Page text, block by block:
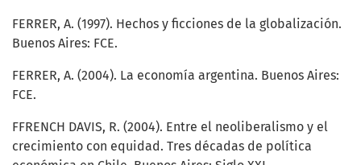
FERRER, A. (1997). Hechos y ficciones de la globalización.
Buenos Aires: FCE.
FERRER, A. (2004). La economía argentina. Buenos Aires:
FCE.
FFRENCH DAVIS, R. (2004). Entre el neoliberalismo y el
crecimiento con equidad. Tres décadas de política